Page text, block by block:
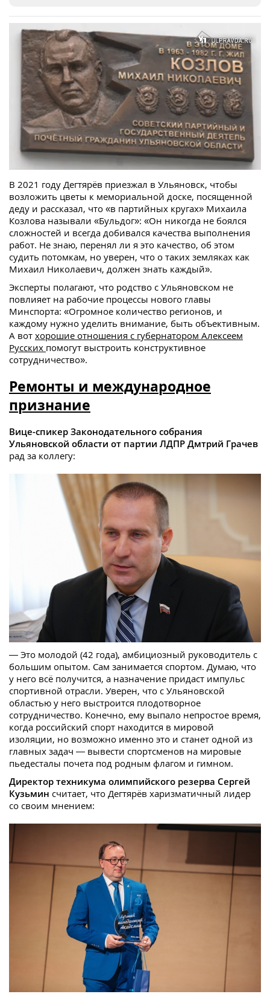
В 2021 году Дегтярёв приезжал в Ульяновск, чтобы
возложить цветы к мемориальной доске, посященной
деду и рассказал, что «в партийных кругах» Михаила
Козлова называли «Бульдог»: «Он никогда не боялся
сложностей и всегда добивался качества выполнения
работ. Не знаю, перенял ли я это качество, об этом
судить потомкам, но уверен, что о таких земляках как
Михаил Николаевич, должен знать каждый».
Эксперты полагают, что родство с Ульяновском не
повлияет на рабочие процессы нового главы
Минспорта: «Огромное количество регионов, и
каждому нужно уделить внимание, быть объективным.
А вот хорошие отношения с губернатором Алексеем
Русских помогут выстроить конструктивное
сотрудничество».
Ремонты и международное
признание
Вице-спикер Законодательного собрания
Ульяновской области от партии ЛДПР Дмтрий Грачев
рад за коллегу:
— Это молодой (42 года), амбициозный руководитель с
большим опытом. Сам занимается спортом. Думаю, что
у него всё получится, а назначение придаст импульс
спортивной отрасли. Уверен, что с Ульяновской
областью у него выстроится плодотворное
сотрудничество. Конечно, ему выпало непростое время,
когда российский спорт находится в мировой
изоляции, но возможно именно это и станет одной из
главных задач — вывести спортсменов на мировые
пьедесталы почета под родным флагом и гимном.
Директор техникума олимпийского резерва Сергей
Кузьмин считает, что Дегтярёв харизматичный лидер
со своим мнением: